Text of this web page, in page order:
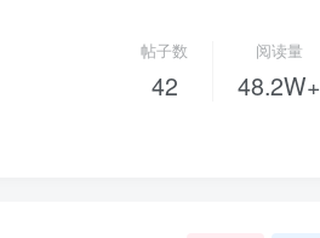
帖子数
42
阅读量
48.2W+